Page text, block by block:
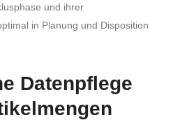
und ihrer
in Planung und Disposition
Datenpflege